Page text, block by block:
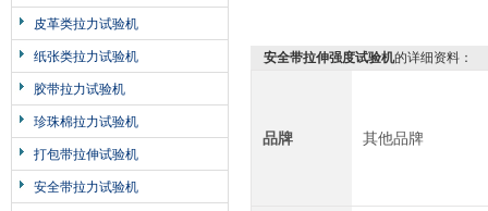
皮革类拉力试验机
纸张类拉力试验机
胶带拉力试验机
珍珠棉拉力试验机
打包带拉伸试验机
安全带拉力试验机
安全带拉伸强度试验机的详细资料：
品牌 其他品牌